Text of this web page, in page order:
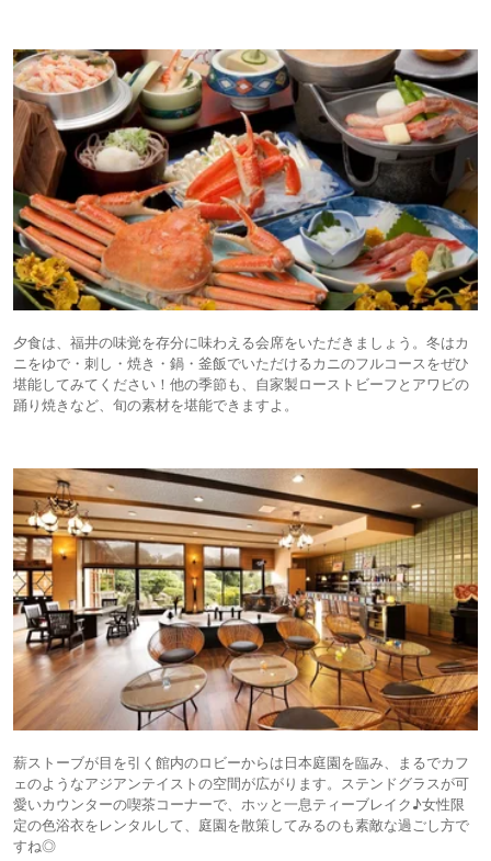
夕食は、福井の味覚を存分に味わえる会席をいただきましょう。冬はカ
ニをゆで・刺し・焼き・鍋・釜飯でいただけるカニのフルコースをぜひ
堪能してみてください！他の季節も、自家製ローストビーフとアワビの
踊り焼きなど、旬の素材を堪能できますよ。
薪ストーブが目を引く館内のロビーからは日本庭園を臨み、まるでカフ
ェのようなアジアンテイストの空間が広がります。ステンドグラスが可
愛いカウンターの喫茶コーナーで、ホッと一息ティーブレイク♪女性限
定の色浴衣をレンタルして、庭園を散策してみるのも素敵な過ごし方で
すね◎